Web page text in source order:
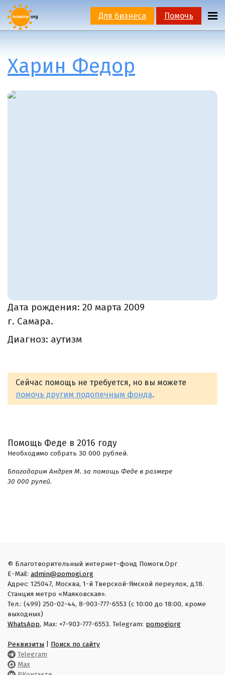
Для бизнеса Помочь
Харин Федор
Дата рождения: 20 марта 2009
г. Самара.
Диагноз: аутизм
Сейчас помощь не требуется, но вы можете
помочь другим подопечным фонда.
Помощь Феде в 2016 году
Необходимо собрать 30 000 рублей.
Благодарим Андрея М. за помощь Феде в размере
30 000 рулей.
© Благотворительный интернет-фонд Помоги.Орг
E-Mail: admin@pomogi.org
Адрес: 125047, Москва, 1-й Тверской-Ямской переулок, д.18.
Станция метро «Маяковская».
Тел.: (499) 250-02-44, 8-903-777-6553 (с 10:00 до 18:00, кроме
выходных)
WhatsApp, Max: +7-903-777-6553. Telegram: pomogiorg
Реквизиты
Поиск по сайту
Telegram
Max